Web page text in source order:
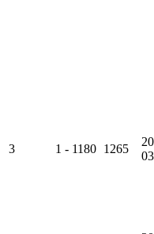
3 1 - 1180 1265